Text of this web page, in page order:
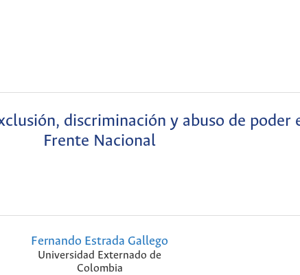
discriminación y abuso de
Frente Nacional
Fernando Estrada Gallego
Universidad Externado de
Colombia